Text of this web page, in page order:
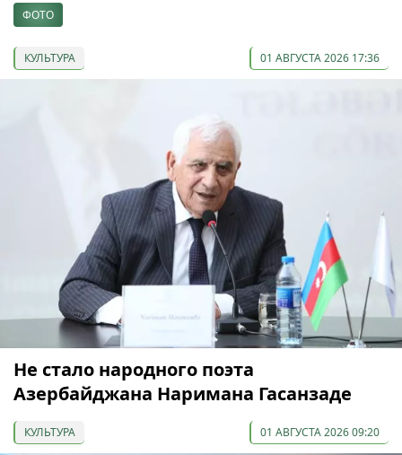
ФОТО
КУЛЬТУРА 01 АВГУСТА 2026 17:36
Не стало народного поэта
Азербайджана Наримана Гасанзаде
КУЛЬТУРА 01 АВГУСТА 2026 09:20